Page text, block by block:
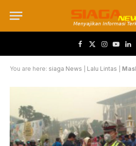
Facebook
X (Twitter)
Instagram
You are here: siaga News Lalu Lintas Masker